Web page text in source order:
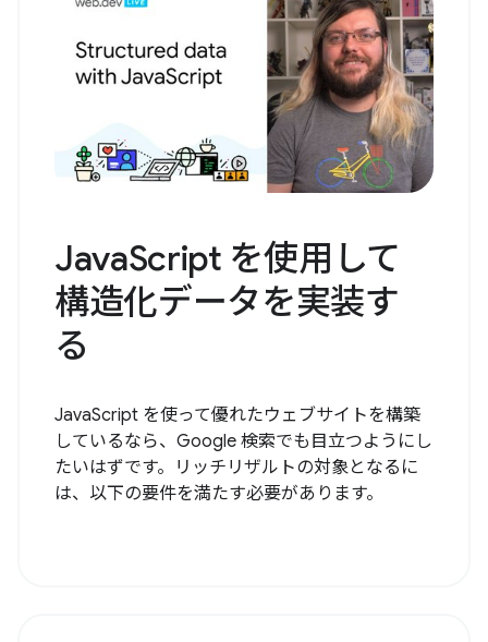
JavaScript を使用して
構造化データを実装す
る
JavaScript を使って優れたウェブサイトを構築
しているなら、Google 検索でも目立つようにし
たいはずです。リッチリザルトの対象となるに
は、以下の要件を満たす必要があります。